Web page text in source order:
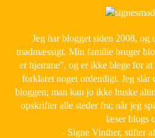
Jeg har blogget siden 2008, og
madmæssigt. Min familie bruger
er hjemme”, og er ikke blege for
forklaret noget ordentligt. Jeg slår
bloggen; man kan jo ikke huske
opskrifter alle steder fra; når jeg
læser blogs
- Signe Vinther, stifter